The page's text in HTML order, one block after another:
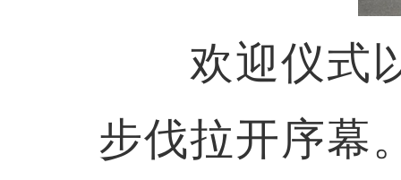
欢迎仪式以
步伐拉开序幕